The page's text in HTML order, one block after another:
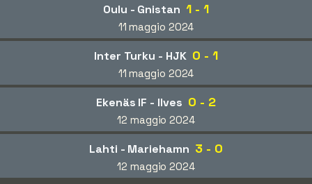
Oulu - Gnistan 1 - 1
11 maggio 2024
Inter Turku - HJK 0 - 1
11 maggio 2024
Ekenäs IF - Ilves 0 - 2
12 maggio 2024
Lahti - Mariehamn 3 - 0
12 maggio 2024